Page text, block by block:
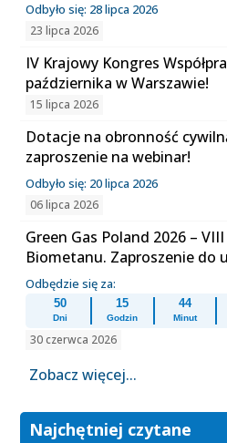
Odbyło się: 28 lipca 2026
23 lipca 2026
IV Krajowy Kongres
października w Warszawie!
15 lipca 2026
Dotacje na obronność
zaproszenie na webinar!
Odbyło się: 20 lipca 2026
06 lipca 2026
Green Gas Poland 2026 –
Biometanu. Zaproszenie do
Odbędzie się za:
50
Dni
15
Godzin
44
Minut
30 czerwca 2026
Zobacz więcej...
Najchętniej czytane